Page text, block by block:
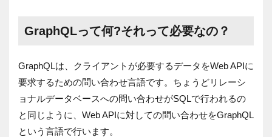
GraphQLって何?それって必要なの？
GraphQLは、クライアントが必要するデータをWeb APIに
要求するための問い合わせ言語です。ちょうどリレーシ
ョナルデータベースへの問い合わせがSQLで行われるの
と同じように、Web APIに対しての問い合わせをGraphQL
という言語で行います。